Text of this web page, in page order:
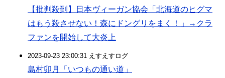
【批判殺到】日本ヴィーガン協会「北海道のヒグマ
はもう殺させない！森にドングリをまく！」→クラ
ファンを開始して大炎上
2023-09-23 23:00:31 えすえすログ
島村卯月「いつもの通い道」